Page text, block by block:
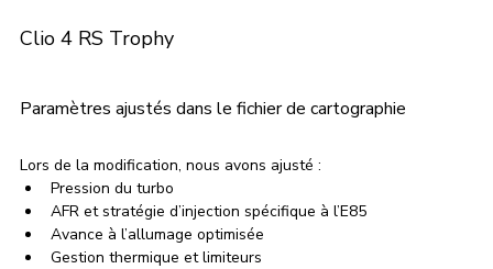
Clio 4 RS Trophy
Paramètres ajustés dans le fichier de cartographie
Lors de la modification, nous avons ajusté :
Pression du turbo
AFR et stratégie d’injection spécifique à l’E85
Avance à l’allumage optimisée
Gestion thermique et limiteurs